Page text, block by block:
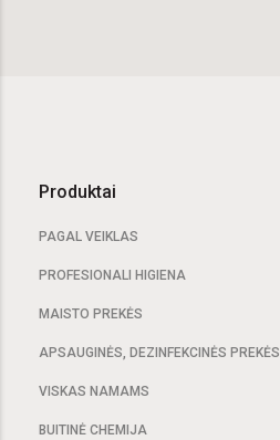
Produktai
PAGAL VEIKLAS
PROFESIONALI HIGIENA
MAISTO PREKĖS
APSAUGINĖS, DEZINFEKCINĖS PREKĖS
VISKAS NAMAMS
BUITINĖ CHEMIJA